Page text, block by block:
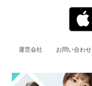
運営会社 お問い合わせ